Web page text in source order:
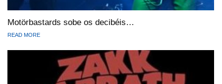
Motörbastards sobe os decibéis…
READ MORE